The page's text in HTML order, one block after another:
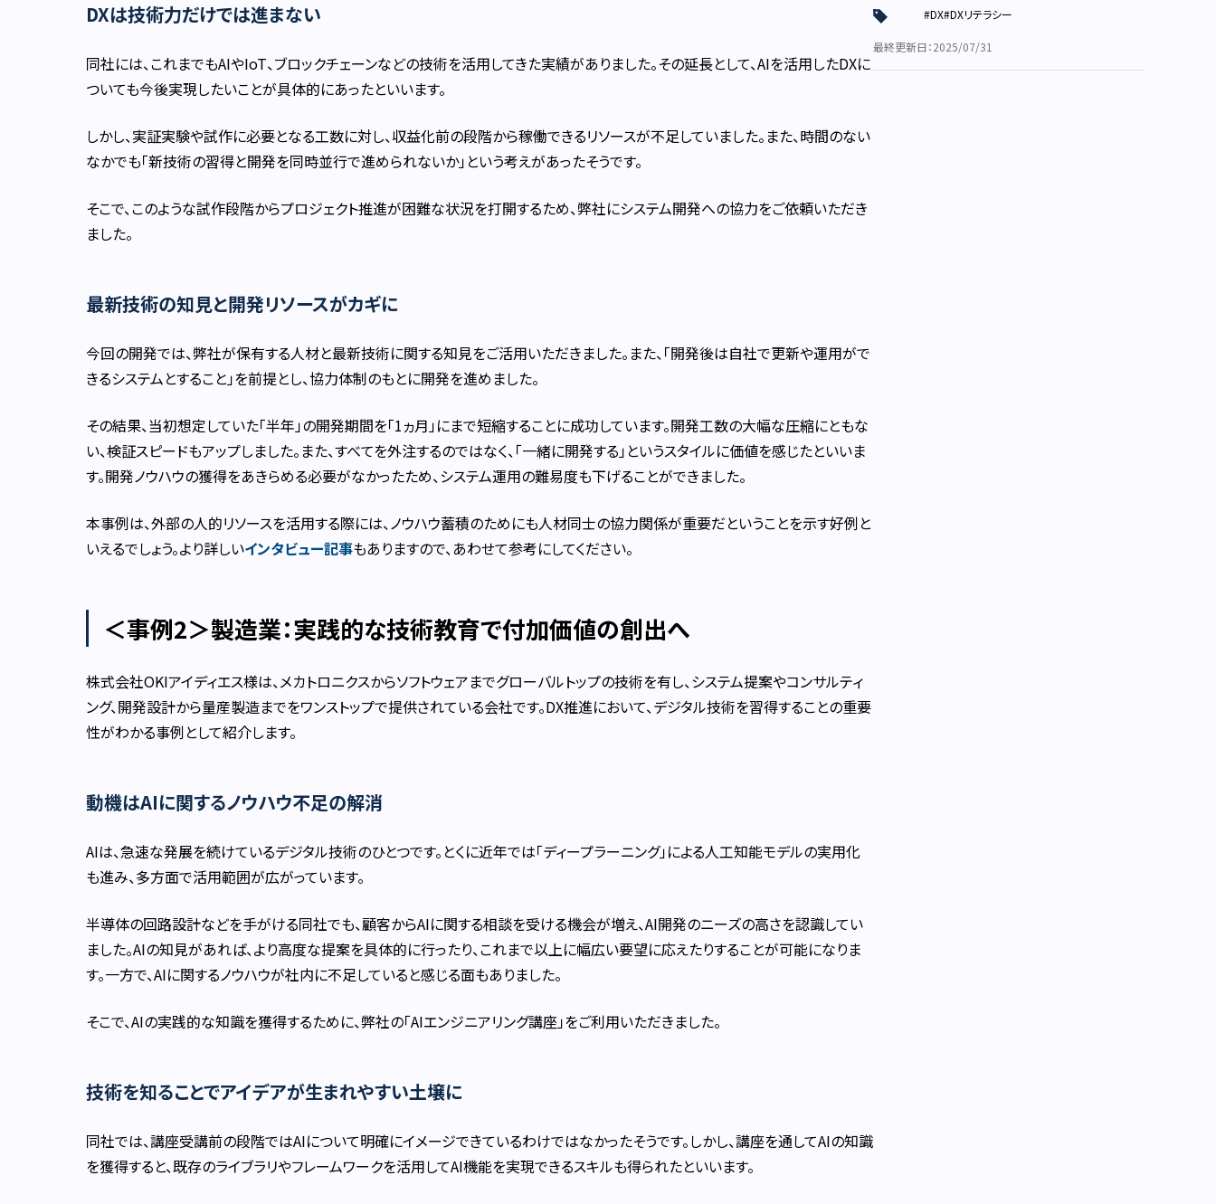
DXは技術力だけでは進まない
同社には、これまでもAIやIoT、ブロックチェーンなどの技術を活用してきた実績がありました。その延長として、AIを活用したDXに
ついても今後実現したいことが具体的にあったといいます。
しかし、実証実験や試作に必要となる工数に対し、収益化前の段階から稼働できるリソースが不足していました。また、時間のない
なかでも「新技術の習得と開発を同時並行で進められないか」という考えがあったそうです。
そこで、このような試作段階からプロジェクト推進が困難な状況を打開するため、弊社にシステム開発への協力をご依頼いただき
ました。
最新技術の知見と開発リソースがカギに
今回の開発では、弊社が保有する人材と最新技術に関する知見をご活用いただきました。また、「開発後は自社で更新や運用がで
きるシステムとすること」を前提とし、協力体制のもとに開発を進めました。
その結果、当初想定していた「半年」の開発期間を「1ヵ月」にまで短縮することに成功しています。開発工数の大幅な圧縮にともな
い、検証スピードもアップしました。また、すべてを外注するのではなく、「一緒に開発する」というスタイルに価値を感じたといいま
す。開発ノウハウの獲得をあきらめる必要がなかったため、システム運用の難易度も下げることができました。
本事例は、外部の人的リソースを活用する際には、ノウハウ蓄積のためにも人材同士の協力関係が重要だということを示す好例と
いえるでしょう。より詳しいインタビュー記事もありますので、あわせて参考にしてください。
＜事例2＞製造業：実践的な技術教育で付加価値の創出へ
株式会社OKIアイディエス様は、メカトロニクスからソフトウェアまでグローバルトップの技術を有し、システム提案やコンサルティ
ング、開発設計から量産製造までをワンストップで提供されている会社です。DX推進において、デジタル技術を習得することの重要
性がわかる事例として紹介します。
動機はAIに関するノウハウ不足の解消
AIは、急速な発展を続けているデジタル技術のひとつです。とくに近年では「ディープラーニング」による人工知能モデルの実用化
も進み、多方面で活用範囲が広がっています。
半導体の回路設計などを手がける同社でも、顧客からAIに関する相談を受ける機会が増え、AI開発のニーズの高さを認識してい
ました。AIの知見があれば、より高度な提案を具体的に行ったり、これまで以上に幅広い要望に応えたりすることが可能になりま
す。一方で、AIに関するノウハウが社内に不足していると感じる面もありました。
そこで、AIの実践的な知識を獲得するために、弊社の「AIエンジニアリング講座」をご利用いただきました。
技術を知ることでアイデアが生まれやすい土壌に
同社では、講座受講前の段階ではAIについて明確にイメージできているわけではなかったそうです。しかし、講座を通してAIの知識
を獲得すると、既存のライブラリやフレームワークを活用してAI機能を実現できるスキルも得られたといいます。
#DX#DXリテラシー
最終更新日：2025/07/31